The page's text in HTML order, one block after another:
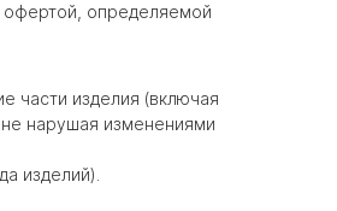
офертой, определяемой
части изделия (включая
нарушая изменениями
изделий).